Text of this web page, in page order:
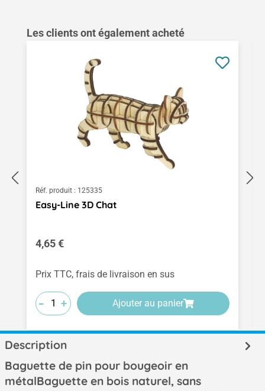
Ignorer la galerie de produits
Les clients ont également acheté
Réf. produit : 125335
Easy-Line 3D Chat
Prix régulier :
4,65 €
Prix TTC, frais de livraison en sus
-
-
- +
+
+ Ajouter au panier
Description
Baguette de pin pour bougeoir en
métalBaguette en bois naturel, sans